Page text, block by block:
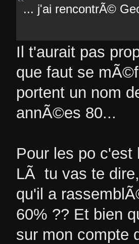
... j'ai rencontrÃ©
Il t'aurait pas
que faut se
portent un nom
annÃ©es 80...
Pour les po
LÃ tu vas te
qu'il a
60% ?? Et bien
sur mon compte